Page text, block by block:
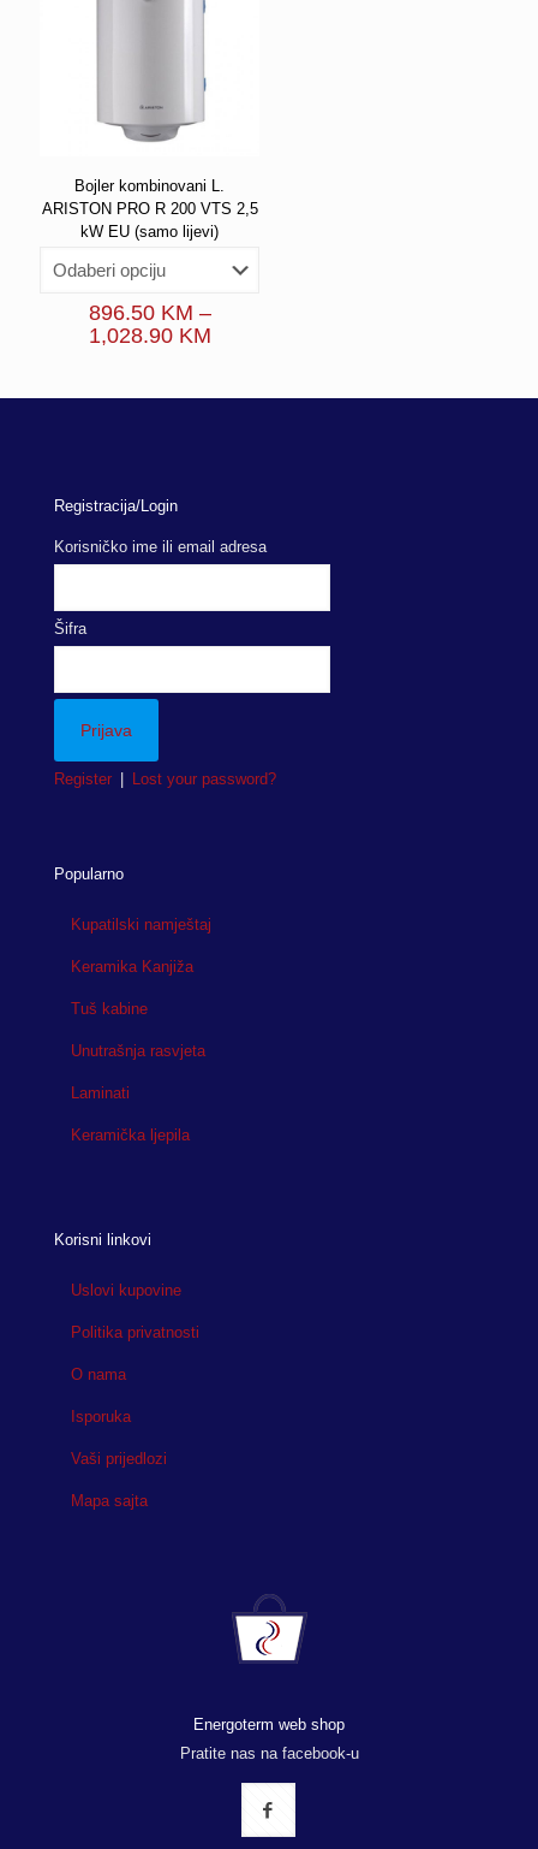
Bojler kombinovani L.
ARISTON PRO R 200 VTS 2,5
kW EU (samo lijevi)
896.50 KM –
1,028.90 KMPrice
through
Registracija/Login
Korisničko ime ili email adresa
Šifra
Register Lost your password?
Popularno
Kupatilski namještaj
Keramika Kanjiža
Tuš kabine
Unutrašnja rasvjeta
Laminati
Keramička ljepila
Korisni linkovi
Uslovi kupovine
Politika privatnosti
O nama
Isporuka
Vaši prijedlozi
Mapa sajta
Energoterm web shop
Pratite nas na facebook-u